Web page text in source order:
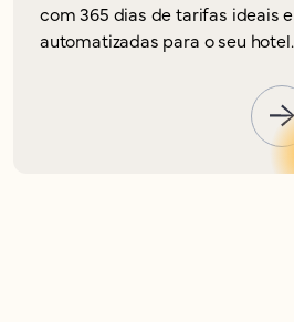
com 365 dias de tarifas ideais e
automatizadas para o seu hotel.